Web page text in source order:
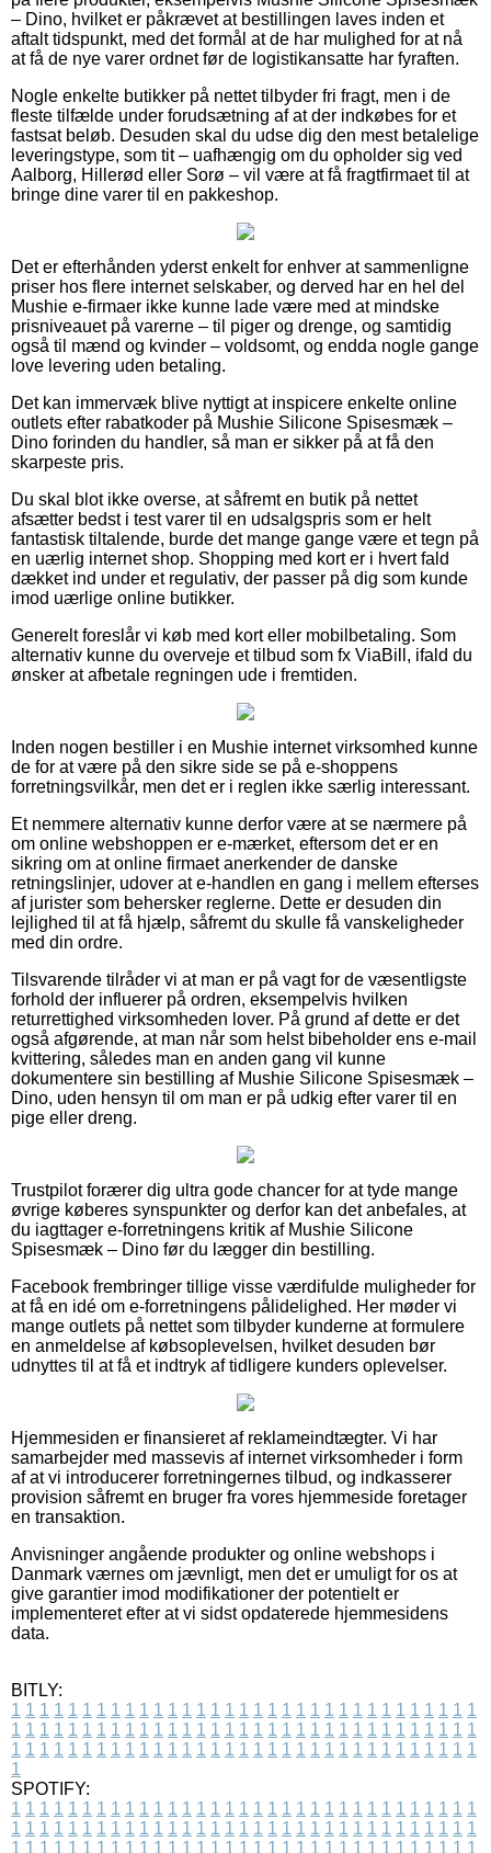
– Dino, hvilket er påkrævet at bestillingen laves inden et
aftalt tidspunkt, med det formål at de har mulighed for at nå
at få de nye varer ordnet før de logistikansatte har fyraften.
Nogle enkelte butikker på nettet tilbyder fri fragt, men i de
fleste tilfælde under forudsætning af at der indkøbes for et
fastsat beløb. Desuden skal du udse dig den mest betalelige
leveringstype, som tit – uafhængig om du opholder sig ved
Aalborg, Hillerød eller Sorø – vil være at få fragtfirmaet til at
bringe dine varer til en pakkeshop.
Det er efterhånden yderst enkelt for enhver at sammenligne
priser hos flere internet selskaber, og derved har en hel del
Mushie e-firmaer ikke kunne lade være med at mindske
prisniveauet på varerne – til piger og drenge, og samtidig
også til mænd og kvinder – voldsomt, og endda nogle gange
love levering uden betaling.
Det kan immervæk blive nyttigt at inspicere enkelte online
outlets efter rabatkoder på Mushie Silicone Spisesmæk –
Dino forinden du handler, så man er sikker på at få den
skarpeste pris.
Du skal blot ikke overse, at såfremt en butik på nettet
afsætter bedst i test varer til en udsalgspris som er helt
fantastisk tiltalende, burde det mange gange være et tegn på
en uærlig internet shop. Shopping med kort er i hvert fald
dækket ind under et regulativ, der passer på dig som kunde
imod uærlige online butikker.
Generelt foreslår vi køb med kort eller mobilbetaling. Som
alternativ kunne du overveje et tilbud som fx ViaBill, ifald du
ønsker at afbetale regningen ude i fremtiden.
Inden nogen bestiller i en Mushie internet virksomhed kunne
de for at være på den sikre side se på e-shoppens
forretningsvilkår, men det er i reglen ikke særlig interessant.
Et nemmere alternativ kunne derfor være at se nærmere på
om online webshoppen er e-mærket, eftersom det er en
sikring om at online firmaet anerkender de danske
retningslinjer, udover at e-handlen en gang i mellem efterses
af jurister som behersker reglerne. Dette er desuden din
lejlighed til at få hjælp, såfremt du skulle få vanskeligheder
med din ordre.
Tilsvarende tilråder vi at man er på vagt for de væsentligste
forhold der influerer på ordren, eksempelvis hvilken
returrettighed virksomheden lover. På grund af dette er det
også afgørende, at man når som helst bibeholder ens e-mail
kvittering, således man en anden gang vil kunne
dokumentere sin bestilling af Mushie Silicone Spisesmæk –
Dino, uden hensyn til om man er på udkig efter varer til en
pige eller dreng.
Trustpilot forærer dig ultra gode chancer for at tyde mange
øvrige køberes synspunkter og derfor kan det anbefales, at
du iagttager e-forretningens kritik af Mushie Silicone
Spisesmæk – Dino før du lægger din bestilling.
Facebook frembringer tillige visse værdifulde muligheder for
at få en idé om e-forretningens pålidelighed. Her møder vi
mange outlets på nettet som tilbyder kunderne at formulere
en anmeldelse af købsoplevelsen, hvilket desuden bør
udnyttes til at få et indtryk af tidligere kunders oplevelser.
Hjemmesiden er finansieret af reklameindtægter. Vi har
samarbejder med massevis af internet virksomheder i form
af at vi introducerer forretningernes tilbud, og indkasserer
provision såfremt en bruger fra vores hjemmeside foretager
en transaktion.
Anvisninger angående produkter og online webshops i
Danmark værnes om jævnligt, men det er umuligt for os at
give garantier imod modifikationer der potentielt er
implementeret efter at vi sidst opdaterede hjemmesidens
data.
BITLY:
1 1 1 1 1 1 1 1 1 1 1 1 1 1 1 1 1 1 1 1 1 1 1 1 1 1 1 1 1 1 1 1 1
1 1 1 1 1 1 1 1 1 1 1 1 1 1 1 1 1 1 1 1 1 1 1 1 1 1 1 1 1 1 1 1 1
1 1 1 1 1 1 1 1 1 1 1 1 1 1 1 1 1 1 1 1 1 1 1 1 1 1 1 1 1 1 1 1 1
1
SPOTIFY:
1 1 1 1 1 1 1 1 1 1 1 1 1 1 1 1 1 1 1 1 1 1 1 1 1 1 1 1 1 1 1 1 1
1 1 1 1 1 1 1 1 1 1 1 1 1 1 1 1 1 1 1 1 1 1 1 1 1 1 1 1 1 1 1 1 1
1 1 1 1 1 1 1 1 1 1 1 1 1 1 1 1 1 1 1 1 1 1 1 1 1 1 1 1 1 1 1 1 1